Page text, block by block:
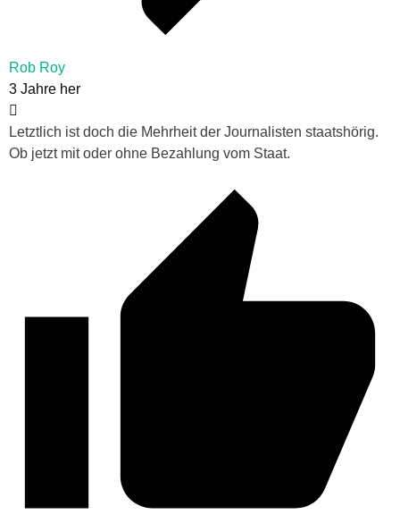
Rob Roy
3 Jahre her
Letztlich ist doch die Mehrheit der Journalisten staatshörig.
Ob jetzt mit oder ohne Bezahlung vom Staat.